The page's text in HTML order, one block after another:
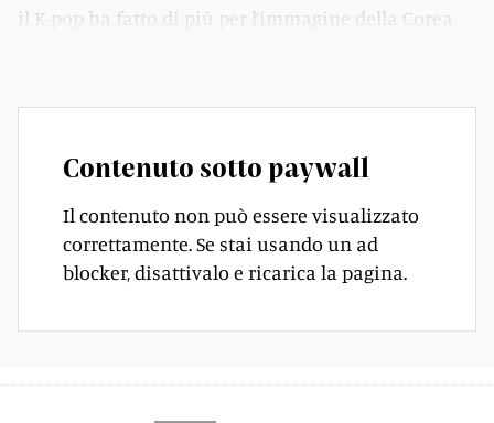
il K-pop ha fatto di più per l’immagine della Corea
Contenuto sotto paywall
Il contenuto non può essere visualizzato
correttamente. Se stai usando un ad
blocker, disattivalo e ricarica la pagina.